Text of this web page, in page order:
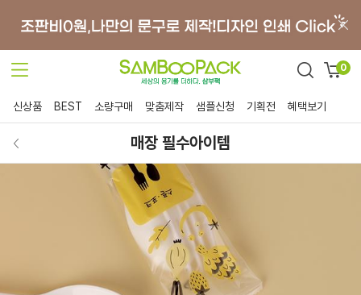
0
신상품 BEST 소량구매 맞춤제작 샘플신청 기획전 혜택보기
매장 필수아이템